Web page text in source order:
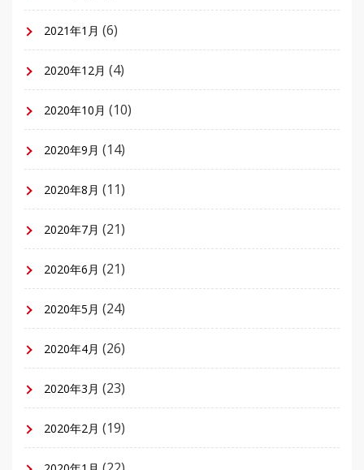
2021年1月 (6)
2020年12月 (4)
2020年10月 (10)
2020年9月 (14)
2020年8月 (11)
2020年7月 (21)
2020年6月 (21)
2020年5月 (24)
2020年4月 (26)
2020年3月 (23)
2020年2月 (19)